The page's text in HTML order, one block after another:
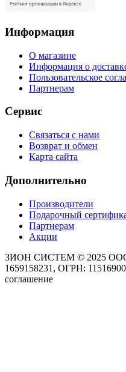
Информация
О магазине
Информация о
Пользовательское
Партнерам
Сервис
Связаться с нами
Возврат и обмен
Карта сайта
Дополнительно
Производители
Подарочный
Партнерам
Акции
ЗИОН СИСТЕМ © 2025
1659158231, ОГРН:
соглашение